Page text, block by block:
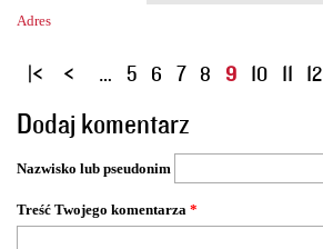
Adres
S
r
o
y
… 5 6 7 8 9 10 11 12
Dodaj komentarz
Nazwisko lub pseudonim
Treść Twojego komentarza *